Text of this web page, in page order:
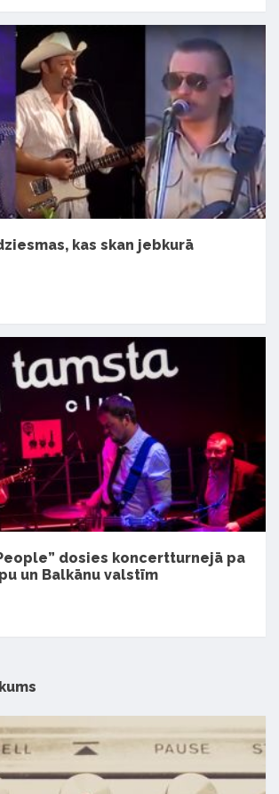
kas skan jebkurā
dosies koncertturnejā pa
un Balkānu valstīm